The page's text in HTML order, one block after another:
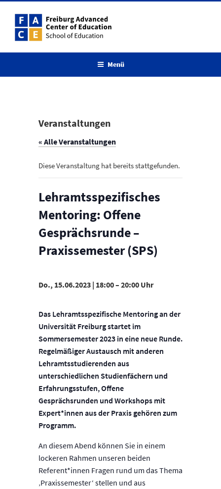
Inhalt
springen
Menü
Veranstaltungen
« Alle Veranstaltungen
Diese Veranstaltung hat bereits stattgefunden.
Lehramtsspezifisches
Mentoring: Offene
Gesprächsrunde –
Praxissemester (SPS)
Do., 15.06.2023 | 18:00– 20:00
Das Lehramtsspezifische Mentoring an der
Universität Freiburg startet im
Sommersemester 2023 in eine neue Runde.
Regelmäßiger Austausch mit anderen
Lehramtsstudierenden aus
unterschiedlichen Studienfächern und
Erfahrungsstufen, Offene
Gesprächsrunden und Workshops mit
Expert*innen aus der Praxis gehören zum
Programm.
An diesem Abend können Sie in einem
lockeren Rahmen unseren beiden
Referent*innen Fragen rund um das Thema
‚Praxissemester‘ stellen und aus